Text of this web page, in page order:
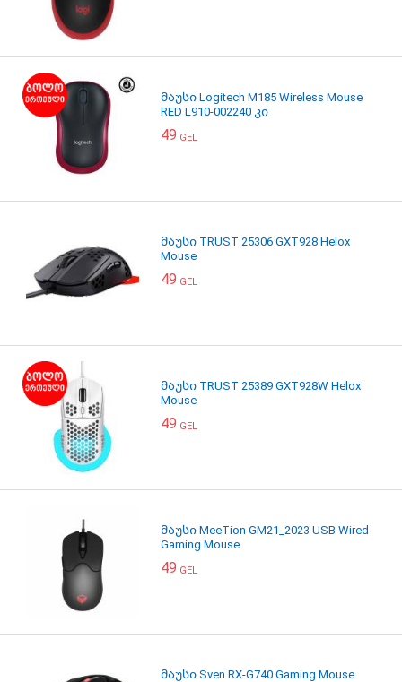
მაუსი Logitech M185 Wireless Mouse
RED L910-002240 კი
49 GEL
მაუსი TRUST 25306 GXT928 Helox
Mouse
49 GEL
მაუსი TRUST 25389 GXT928W Helox
Mouse
49 GEL
მაუსი MeeTion GM21_2023 USB Wired
Gaming Mouse
49 GEL
მაუსი Sven RX-G740 Gaming Mouse